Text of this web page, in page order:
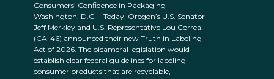
Consumers’ Confidence in Packaging
Washington, D.C. – Today, Oregon’s U.S. Senator
Jeff Merkley and U.S. Representative Lou Correa
(CA-46) announced their new Truth in Labeling
Act of 2026. The bicameral legislation would
establish clear federal guidelines for labeling
consumer products that are recyclable,